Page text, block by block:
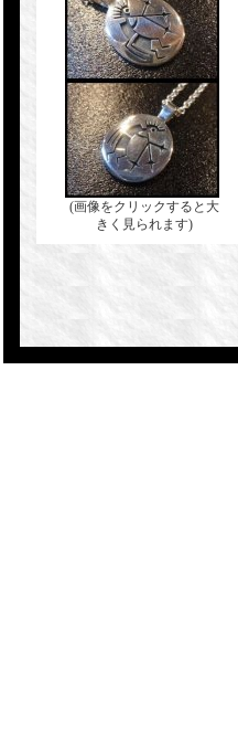
(画像をクリックすると大
きく見られます)